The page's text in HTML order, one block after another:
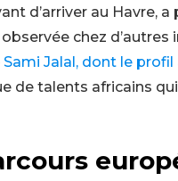
d’arriver au Havre,
chez d’autres
Sami Jalal, dont le
de talents africains